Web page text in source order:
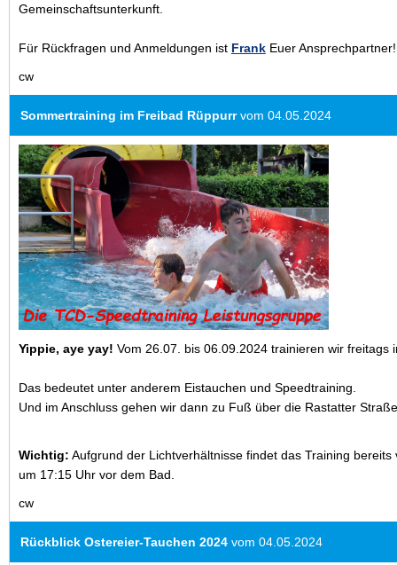
Gemeinschaftsunterkunft.
Für Rückfragen und Anmeldungen ist FrankEuer
cw
Sommertraining im Freibad Rüppurrvom 04.05.2024
Yippie, aye yay! Vom 26.07. bis 06.09.2024 trainieren wir freitags
Das bedeutet unter anderem Eistauchen und Speedtraining.
Und im Anschluss gehen wir dann zu Fuß über die Rastatter
Wichtig: Aufgrund der Lichtverhältnisse findet das Training
um 17:15 Uhr vor dem Bad.
cw
Rückblick Ostereier-Tauchen 2024vom 04.05.2024